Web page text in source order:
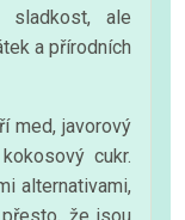
sladkost, ale
a přírodních
med, javorový
cukr.
alternativami,